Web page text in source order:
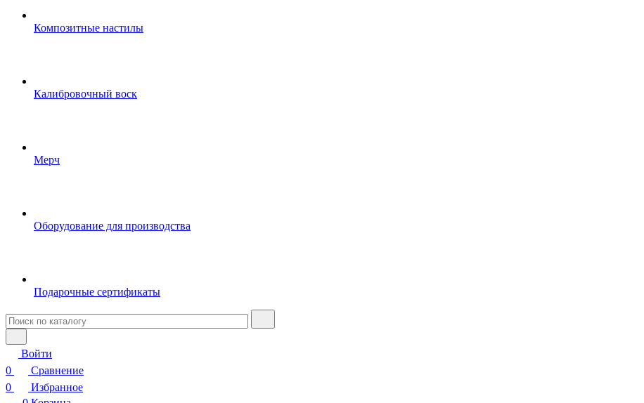
Композитные настилы
Калибровочный воск
Мерч
Оборудование для производства
Подарочные сертификаты
Войти
0
Сравнение
0
Избранное